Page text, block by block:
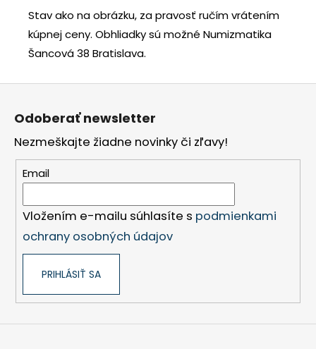
Stav ako na obrázku, za pravosť ručím vrátením
kúpnej ceny. Obhliadky sú možné Numizmatika
Šancová 38 Bratislava.
Z
Odoberať newsletter
Nezmeškajte žiadne novinky či zľavy!
Email
Vložením e-mailu súhlasíte s podmienkami
ochrany osobných údajov
PRIHLÁSIŤ SA